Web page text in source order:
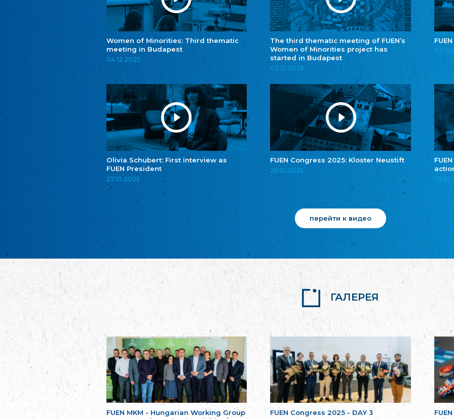
Women of Minorities: Third thematic
meeting in Budapest
04.12.2025
The third thematic meeting of FUEN’s
Women of Minorities project has
started in Budapest
02.12.2025
Olivia Schubert: First interview as
FUEN President
27.10.2025
FUEN Congress 2025: Kloster Neustift
26.10.2025
перейти к видео
ГАЛЕРЕЯ
FUEN MKM - Hungarian Working Group
FUEN Congress 2025 - DAY 3